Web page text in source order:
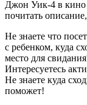
Джон Уик-4 в кино
почитать
Не знаете что
с ребенком, куда
место для
Интересуетесь
Не знаете куда
поможет!